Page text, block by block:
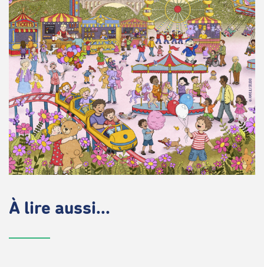
À lire aussi...